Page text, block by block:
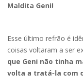
Maldita Geni!
Esse último refrão é
coisas voltaram a ser
que Geni não tinha
volta a tratá-la com